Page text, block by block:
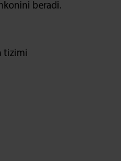
beradi.
tizimi